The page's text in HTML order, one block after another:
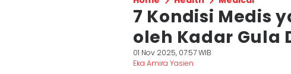
7 Kondisi Medis
oleh Kadar Gula
01 Nov 2025, 07:57 WIB
Eka Amira Yasien